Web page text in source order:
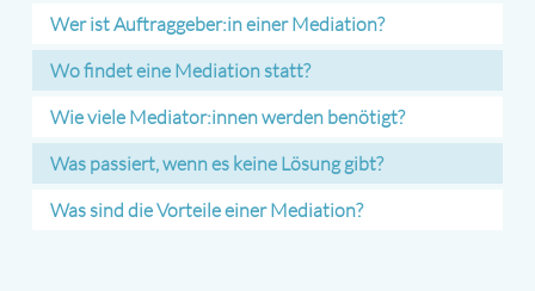
Wer ist Auftraggeber:in einer Mediation?
Wo findet eine Mediation statt?
Wie viele Mediator:innen werden benötigt?
Was passiert, wenn es keine Lösung gibt?
Was sind die Vorteile einer Mediation?